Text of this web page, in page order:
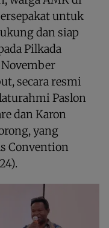
untuk
dan siap
Pilkada
November
secara resmi
Paslon
dan Karon
yang
Convention